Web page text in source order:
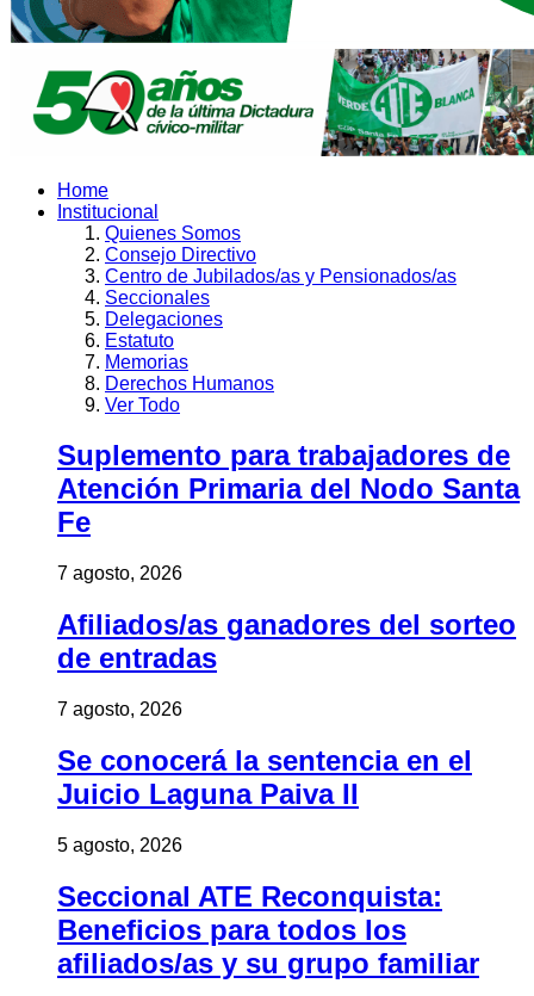
Home
Institucional
Quienes Somos
Consejo Directivo
Centro de Jubilados/as y Pensionados/as
Seccionales
Delegaciones
Estatuto
Memorias
Derechos Humanos
Ver Todo
Suplemento para trabajadores de
Atención Primaria del Nodo Santa
Fe
7 agosto, 2026
Afiliados/as ganadores del sorteo
de entradas
7 agosto, 2026
Se conocerá la sentencia en el
Juicio Laguna Paiva II
5 agosto, 2026
Seccional ATE Reconquista:
Beneficios para todos los
afiliados/as y su grupo familiar